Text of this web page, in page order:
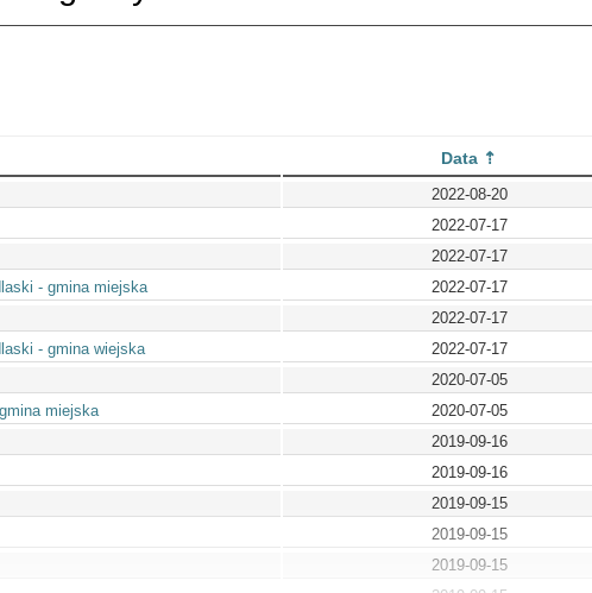
Data
2022-08-20
2022-07-17
2022-07-17
- gmina miejska
2022-07-17
2022-07-17
- gmina wiejska
2022-07-17
2020-07-05
miejska
2020-07-05
2019-09-16
2019-09-16
2019-09-15
2019-09-15
2019-09-15